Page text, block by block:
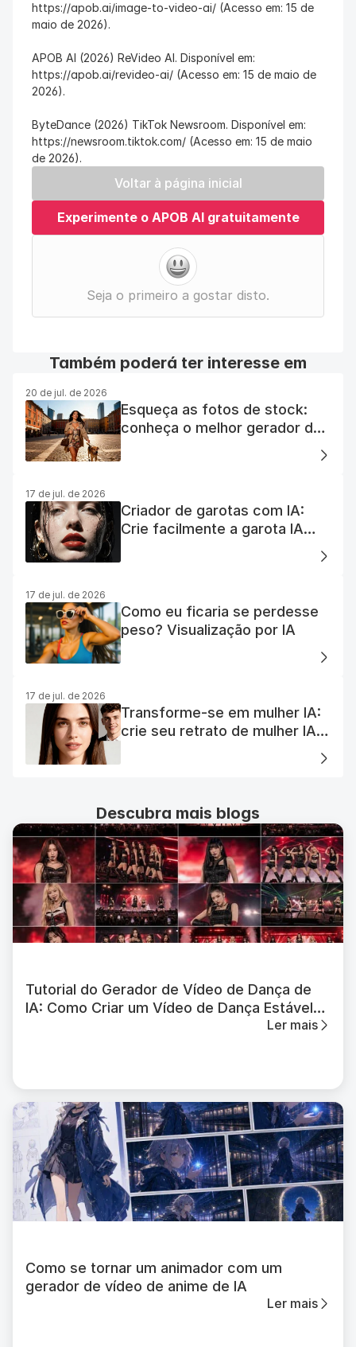
https://apob.ai/image-to-video-ai/ (Acesso em: 15 de
maio de 2026).
APOB AI (2026) ReVideo AI. Disponível em:
https://apob.ai/revideo-ai/ (Acesso em: 15 de maio de
2026).
ByteDance (2026) TikTok Newsroom. Disponível em:
https://newsroom.tiktok.com/ (Acesso em: 15 de maio
de 2026).
Voltar à página inicial
Experimente o APOB AI gratuitamente
Seja o primeiro a gostar disto.
Também poderá ter interesse em
20 de jul. de 2026
Esqueça as fotos de stock:
conheça o melhor gerador de
17 de jul. de 2026
Criador de garotas com IA:
Crie facilmente a garota IA
17 de jul. de 2026
Como eu ficaria se perdesse
peso? Visualização por IA
17 de jul. de 2026
Transforme-se em mulher IA:
crie seu retrato de mulher IA
Descubra mais blogs
Tutorial do Gerador de Vídeo de Dança de
IA: Como Criar um Vídeo de Dança Estável
Ler mais
Como se tornar um animador com um
gerador de vídeo de anime de IA
Ler mais